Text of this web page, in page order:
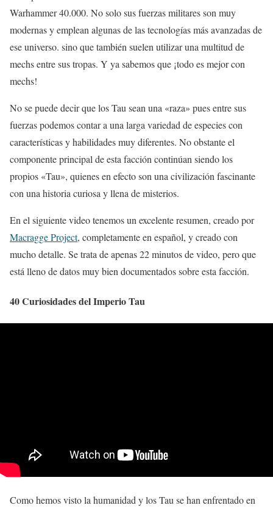
Warhammer 40.000. No solo sus fuerzas militares son muy
modernas y emplean algunas de las tecnologías más avanzadas de
ese universo. sino que también suelen utilizar una multitud de
mechs entre sus tropas. Y ya sabemos que ¡todo es mejor con
mechs!
No se puede decir que los Tau sean una «raza» pues entre sus
fuerzas podemos contar a una larga variedad de especies con
características y habilidades muy diferentes. No obstante el
componente principal de esta facción continúan siendo los
propios «Tau», quienes en efecto son una civilización fascinante
con una historia curiosa y llena de misterios.
En el siguiente video tenemos un excelente resumen, creado por
Macragge Project, completamente en español, y creado con
mucho detalle. Se trata de apenas 22 minutos de video, pero que
está lleno de datos muy bien documentados sobre esta facción.
40 Curiosidades del Imperio Tau
Como hemos visto la humanidad y los Tau se han enfrentado en